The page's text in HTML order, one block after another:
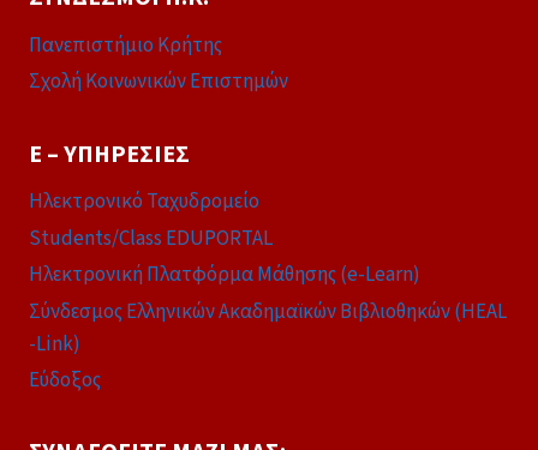
Πανεπιστήμιο Κρήτης
Σχολή Κοινωνικών Επιστημών
E – ΥΠΗΡΕΣΊΕΣ
Ηλεκτρονικό Ταχυδρομείο
Students/Class EDUPORTAL
Ηλεκτρονική Πλατφόρμα Μάθησης (e-Learn)
Σύνδεσμος Ελληνικών Ακαδημαϊκών Βιβλιοθηκών (HEAL
-Link)
Εύδοξος